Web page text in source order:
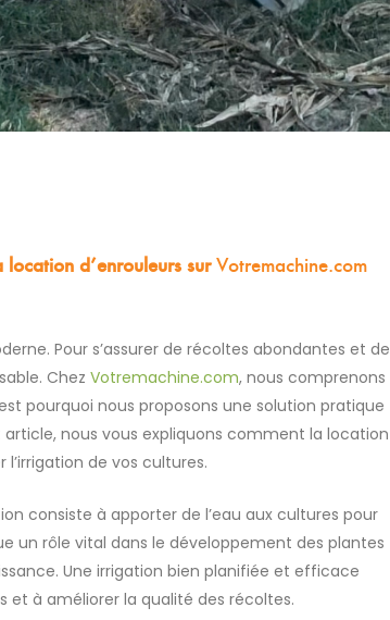
location d’enrouleurs surVotremachine.com
Pour s’assurer de récoltes abondantes et de
ChezVotremachine.com, nous comprenons
pourquoi nous proposons une solution pratique
nous vous expliquons comment la location
de vos cultures.
consiste à apporter de l’eau aux cultures pour
un rôle vital dans le développement des plantes
Une irrigation bien planifiée et efficace
à améliorer la qualité des récoltes.